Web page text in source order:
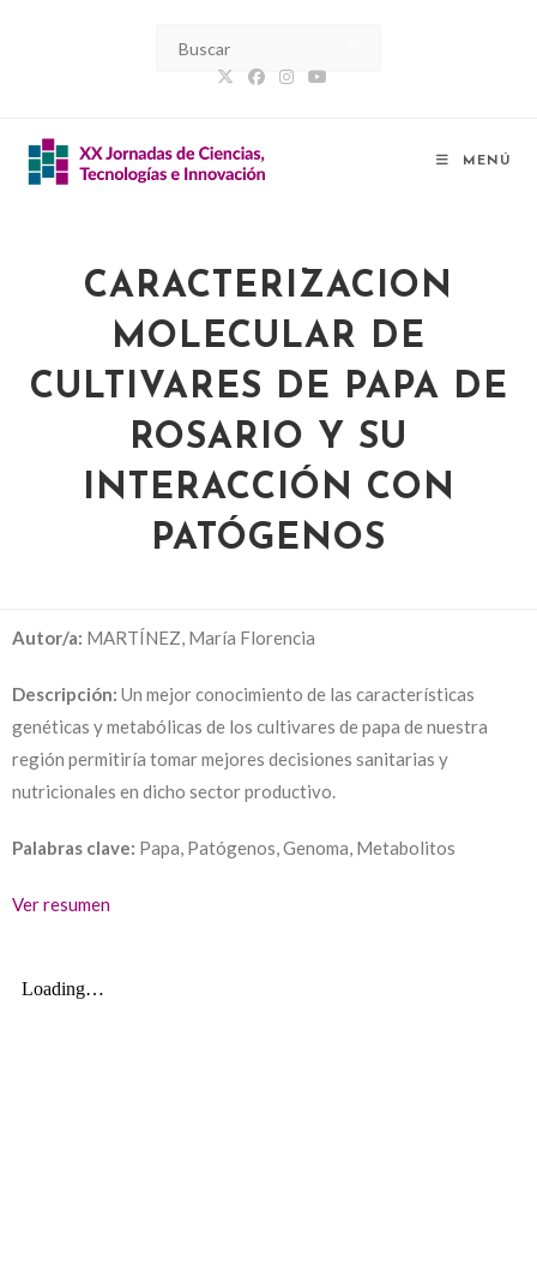
MENÚ
CARACTERIZACION
MOLECULAR DE
CULTIVARES DE PAPA DE
ROSARIO Y SU
INTERACCIÓN CON
PATÓGENOS
Autor/a: MARTÍNEZ, María Florencia
Descripción: Un mejor conocimiento de las características
genéticas y metabólicas de los cultivares de papa de nuestra
región permitiría tomar mejores decisiones sanitarias y
nutricionales en dicho sector productivo.
Palabras clave: Papa, Patógenos, Genoma, Metabolitos
Ver resumen